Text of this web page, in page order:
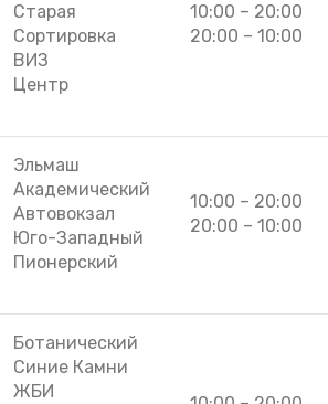
Старая
Сортировка
ВИЗ
Центр
10:00 – 20:00
20:00 – 10:00
Эльмаш
Академический
Автовокзал
Юго-Западный
Пионерский
10:00 – 20:00
20:00 – 10:00
Ботанический
Синие Камни
ЖБИ